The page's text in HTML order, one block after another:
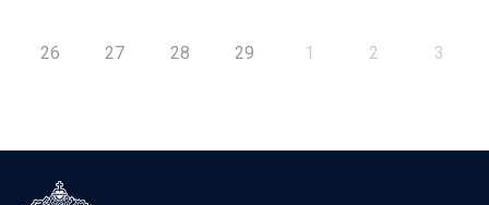
26 27 28 29 1 2 3